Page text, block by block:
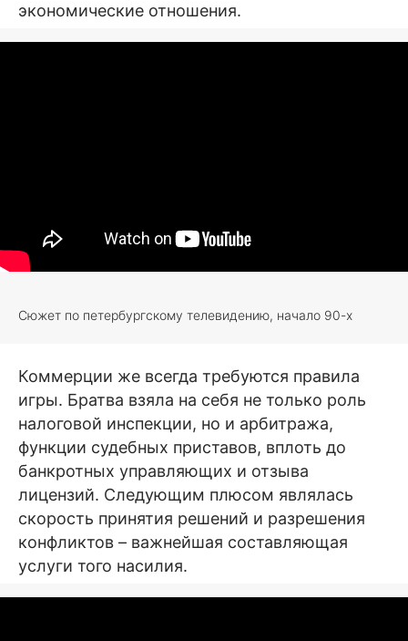
экономические отношения.
Сюжет по петербургскому телевидению, начало 90-х
Коммерции же всегда требуются правила
игры. Братва взяла на себя не только роль
налоговой инспекции, но и арбитража,
функции судебных приставов, вплоть до
банкротных управляющих и отзыва
лицензий. Следующим плюсом являлась
скорость принятия решений и разрешения
конфликтов – важнейшая составляющая
услуги того насилия.